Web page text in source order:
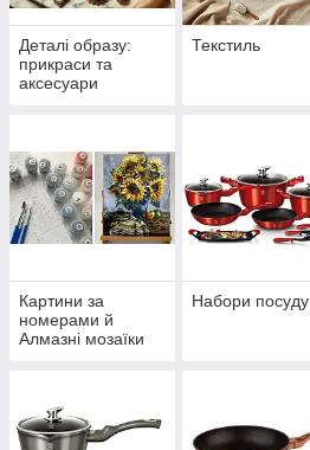
Деталі образу:
прикраси та
аксесуари
Текстиль
Картини за
номерами й
Алмазні мозаїки
Набори посуду